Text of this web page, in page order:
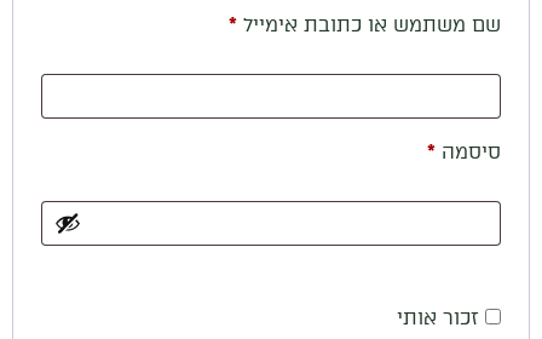
שם משתמש או כתובת אימייל*
סיסמה*
זכור אותי